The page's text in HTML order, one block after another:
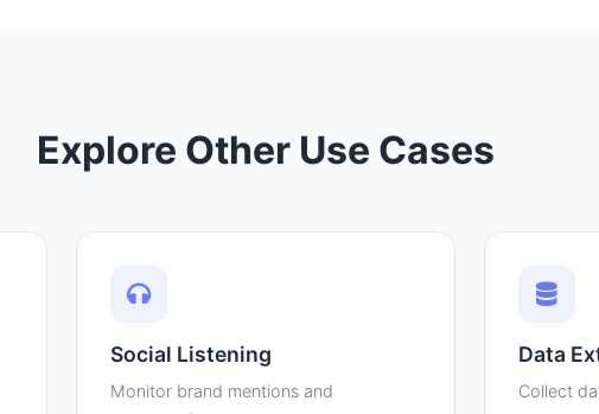
Explore Other Use Cases
Social Listening
Monitor brand mentions and
Data
Collect